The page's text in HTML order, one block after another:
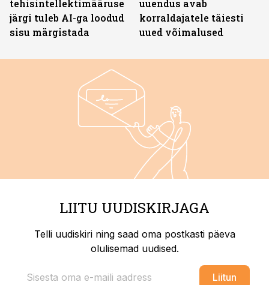
tehisintellektimääruse
järgi tuleb AI-ga loodud
sisu märgistada
uuendus avab
korraldajatele täiesti
uued võimalused
LIITU UUDISKIRJAGA
Telli uudiskiri ning saad oma postkasti päeva
olulisemad uudised.
Liitun